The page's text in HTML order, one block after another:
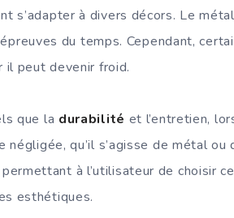
s’adapter à divers décors. Le
du temps. Cependant,
il peut devenir froid.
que la durabilité et l’entretien,
qu’il s’agisse de métal ou
à l’utilisateur de choisir
esthétiques.